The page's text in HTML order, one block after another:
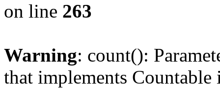
on line 263
Warning: count():
that implements Countable